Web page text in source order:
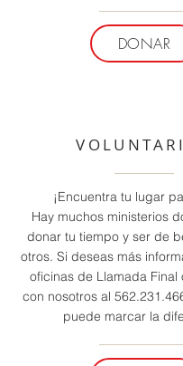
DONAR
¡Encuentra tu lugar
Hay muchos ministerios
donar tu tiempo y ser de
otros. Si deseas más
oficinas de Llamada Final
con nosotros al
puede marcar la